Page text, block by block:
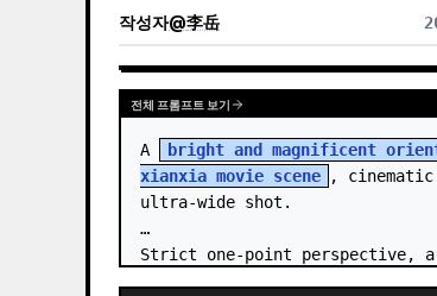
작성자@李岳
전체 프롬프트 보기
A
bright and magnificent
xianxia movie scene
, cinematic
ultra-wide shot.
Strict one-point perspective, a